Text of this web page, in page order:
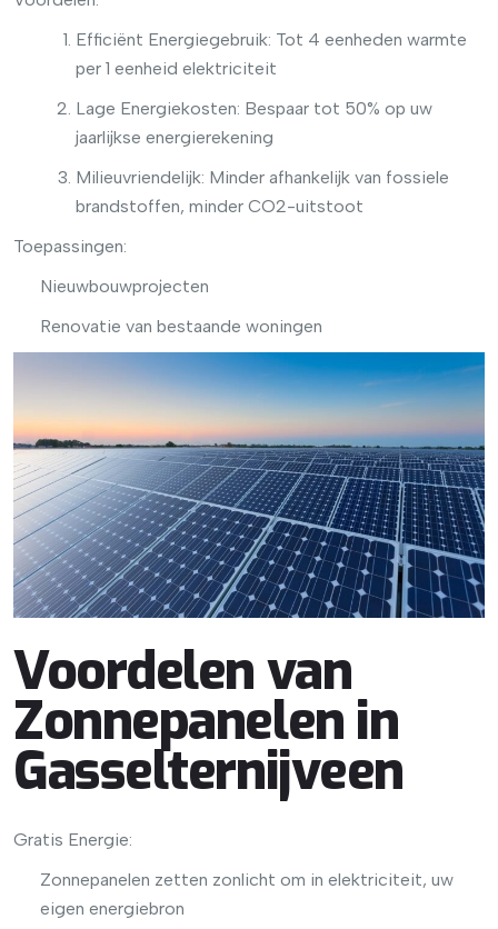
Efficiënt Energiegebruik: Tot 4 eenheden warmte
per 1 eenheid elektriciteit
Lage Energiekosten: Bespaar tot 50% op uw
jaarlijkse energierekening
Milieuvriendelijk: Minder afhankelijk van fossiele
brandstoffen, minder CO2-uitstoot
Toepassingen:
Nieuwbouwprojecten
Renovatie van bestaande woningen
Voordelen van
Zonnepanelen in
Gasselternijveen
Gratis Energie:
Zonnepanelen zetten zonlicht om in elektriciteit, uw
eigen energiebron